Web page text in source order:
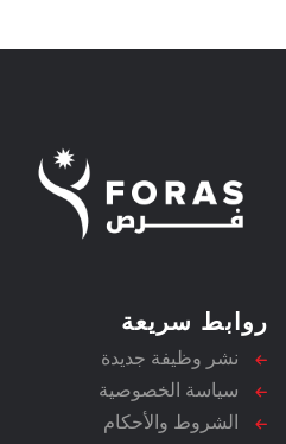
روابط سريعة
نشر وظيفة جديدة
سياسة الخصوصية
الشروط والأحكام